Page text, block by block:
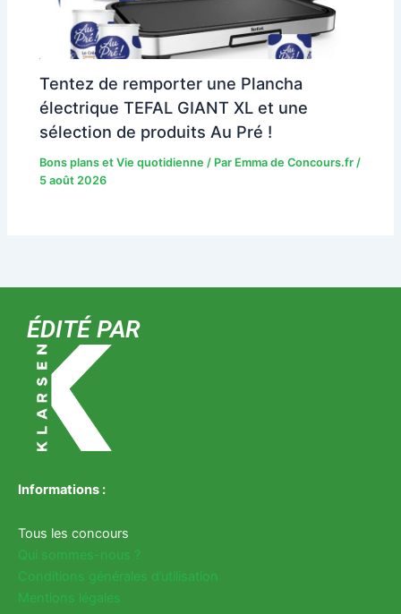
Tentez de remporter une Plancha
électrique TEFAL GIANT XL et une
sélection de produits Au Pré !
Bons plans et Vie quotidienne / Par Emma de Concours.fr/
5 août 2026
ÉDITÉ PAR
Informations :
Tous les concours
Qui sommes-nous ?
Conditions générales d’utilisation
Mentions légales